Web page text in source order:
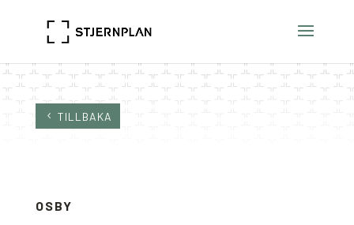
TILLBAKA
OSBY